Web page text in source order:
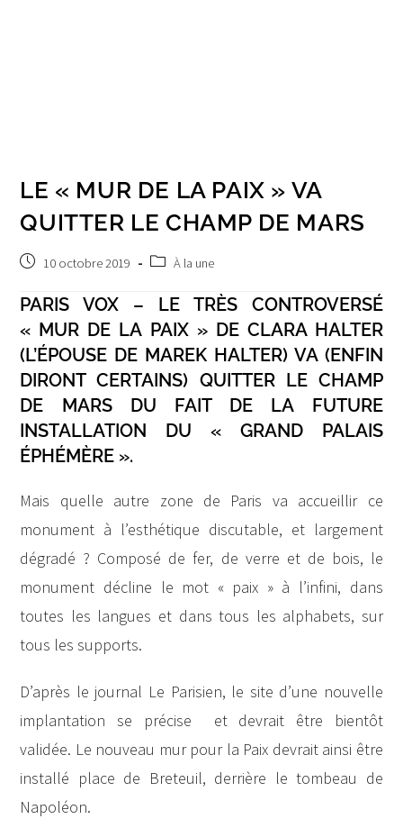
LE « MUR DE LA PAIX » VA
QUITTER LE CHAMP DE MARS
Post10 octobre 2019
PostÀ la une
PARIS VOX – LE TRÈS CONTROVERSÉ
« MUR DE LA PAIX » DE CLARA HALTER
(L’ÉPOUSE DE MAREK HALTER) VA (ENFIN
DIRONT CERTAINS) QUITTER LE CHAMP
DE MARS DU FAIT DE LA FUTURE
INSTALLATION DU « GRAND PALAIS
ÉPHÉMÈRE ».
Mais quelle autre zone de Paris va accueillir ce
monument à l’esthétique discutable, et largement
dégradé ? Composé de fer, de verre et de bois, le
monument décline le mot « paix » à l’infini, dans
toutes les langues et dans tous les alphabets, sur
tous les supports.
D’après le journal Le Parisien, le site d’une nouvelle
implantation se précise et devrait être bientôt
validée. Le nouveau mur pour la Paix devrait ainsi être
installé place de Breteuil, derrière le tombeau de
Napoléon.